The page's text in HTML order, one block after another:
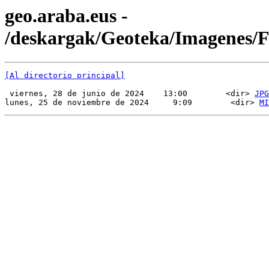
geo.araba.eus -
/deskargak/Geoteka/Imagenes/
[Al directorio principal]
viernes, 28 de junio de 2024    13:00        <dir> JPG
lunes, 25 de noviembre de 2024     9:09        <dir>